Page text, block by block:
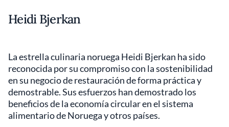
Heidi Bjerkan
La estrella culinaria noruega Heidi Bjerkan ha sido
reconocida por su compromiso con la sostenibilidad
en su negocio de restauración de forma práctica y
demostrable. Sus esfuerzos han demostrado los
beneficios de la economía circular en el sistema
alimentario de Noruega y otros países.